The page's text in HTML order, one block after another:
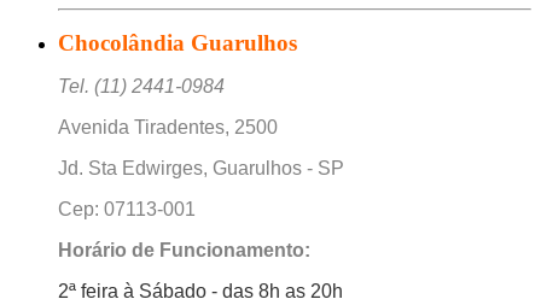
Chocolândia Guarulhos
Tel. (11) 2441-0984
Avenida Tiradentes, 2500
Jd. Sta Edwirges, Guarulhos - SP
Cep: 07113-001
Horário de Funcionamento:
2ª feira à Sábado - das 8h as 20h